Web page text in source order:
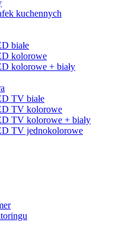
kuchennych
białe
kolorowe
kolorowe + biały
TV białe
TV kolorowe
TV kolorowe + biały
TV jednokolorowe